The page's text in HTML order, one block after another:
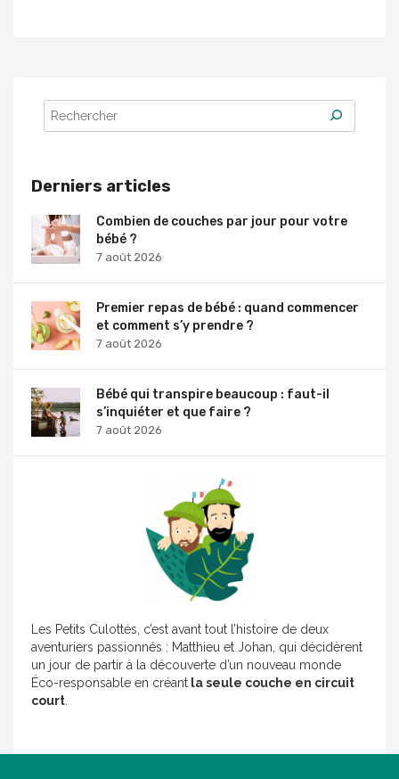
Derniers articles
Combien de couches par jour pour votre
bébé ?
7 août 2026
Premier repas de bébé : quand commencer
et comment s’y prendre ?
7 août 2026
Bébé qui transpire beaucoup : faut-il
s’inquiéter et que faire ?
7 août 2026
Les Petits Culottés, c’est avant tout l’histoire de deux
aventuriers passionnés : Matthieu et Johan, qui décidèrent
un jour de partir à la découverte d’un nouveau monde
Éco-responsable en créant la seule couche en circuit
court